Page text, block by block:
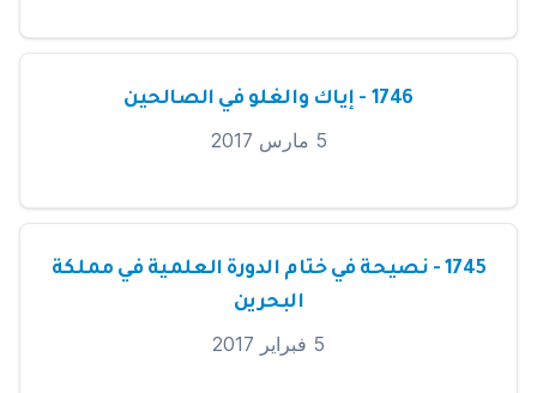
1746 - إياك والغلو في الصالحين
5 مارس 2017
1745 - نصيحة في ختام الدورة العلمية في مملكة
البحرين
5 فبراير 2017